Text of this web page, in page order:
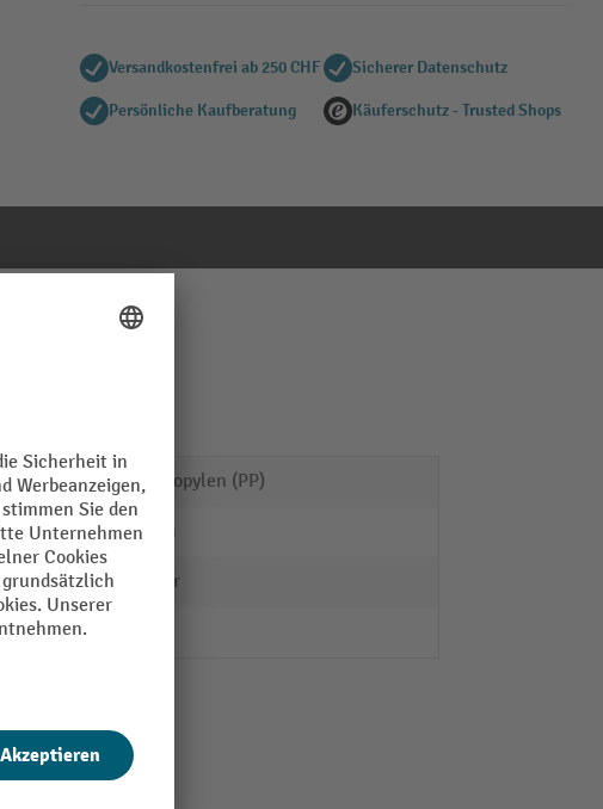
Versandkostenfrei ab 250 CHF Sicherer Datenschutz
Persönliche Kaufberatung Käuferschutz - Trusted Shops
Polypropylen (PP)
63 mm
Starter